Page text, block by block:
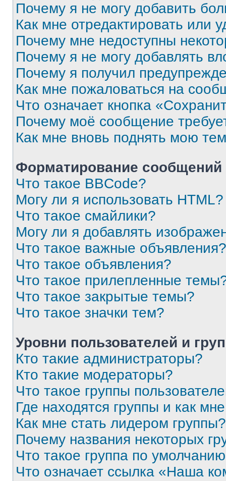
Почему я не могу добавить
Как мне отредактировать или
Почему мне недоступны
Почему я не могу добавлять
Почему я получил
Как мне пожаловаться на
Что означает кнопка
Почему моё сообщение
Как мне вновь поднять мою
Форматирование
Что такое BBCode?
Могу ли я использовать HTML?
Что такое смайлики?
Могу ли я добавлять
Что такое важные объявления?
Что такое объявления?
Что такое прилепленные
Что такое закрытые темы?
Что такое значки тем?
Уровни пользователей и
Кто такие администраторы?
Кто такие модераторы?
Что такое группы
Где находятся группы и как
Как мне стать лидером группы?
Почему названия некоторых
Что такое группа по
Что означает ссылка «Наша